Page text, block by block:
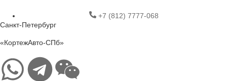
+7 (812) 7777-068
Санкт-Петербург
«КортежАвто-СПб»